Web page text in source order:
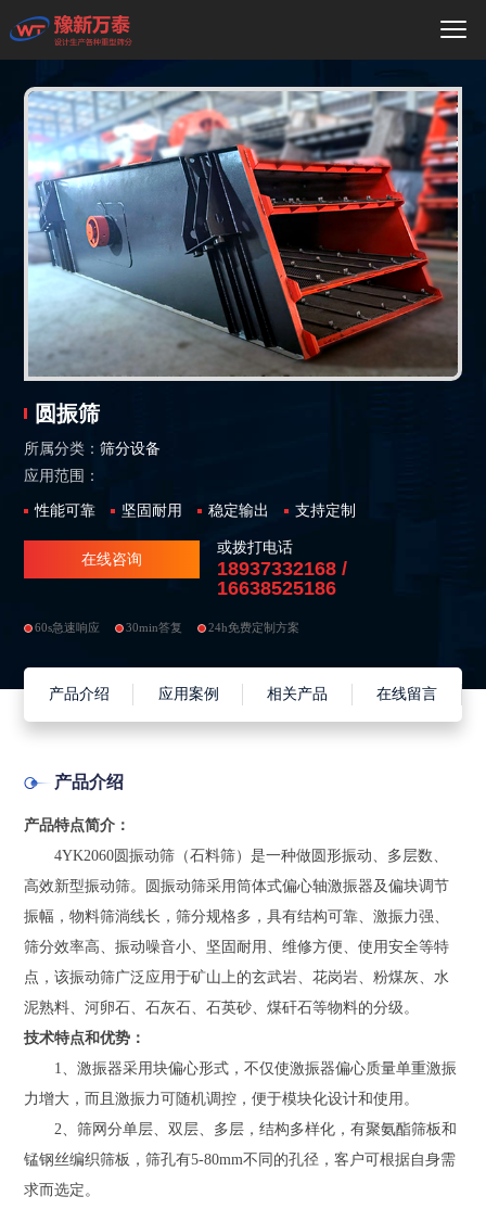
圆振筛
所属分类：筛分设备
应用范围：
性能可靠 坚固耐用 稳定输出 支持定制
在线咨询
或拨打电话
18937332168 /
16638525186
60s急速响应 30min答复 24h免费定制方案
产品介绍 应用案例 相关产品 在线留言
产品介绍
产品特点简介：
4YK2060圆振动筛（石料筛）是一种做圆形振动、多层数、
高效新型振动筛。圆振动筛采用筒体式偏心轴激振器及偏块调节
振幅，物料筛淌线长，筛分规格多，具有结构可靠、激振力强、
筛分效率高、振动噪音小、坚固耐用、维修方便、使用安全等特
点，该振动筛广泛应用于矿山上的玄武岩、花岗岩、粉煤灰、水
泥熟料、河卵石、石灰石、石英砂、煤矸石等物料的分级。
技术特点和优势：
1、激振器采用块偏心形式，不仅使激振器偏心质量单重激振
力增大，而且激振力可随机调控，便于模块化设计和使用。
2、筛网分单层、双层、多层，结构多样化，有聚氨酯筛板和
锰钢丝编织筛板，筛孔有5-80mm不同的孔径，客户可根据自身需
求而选定。